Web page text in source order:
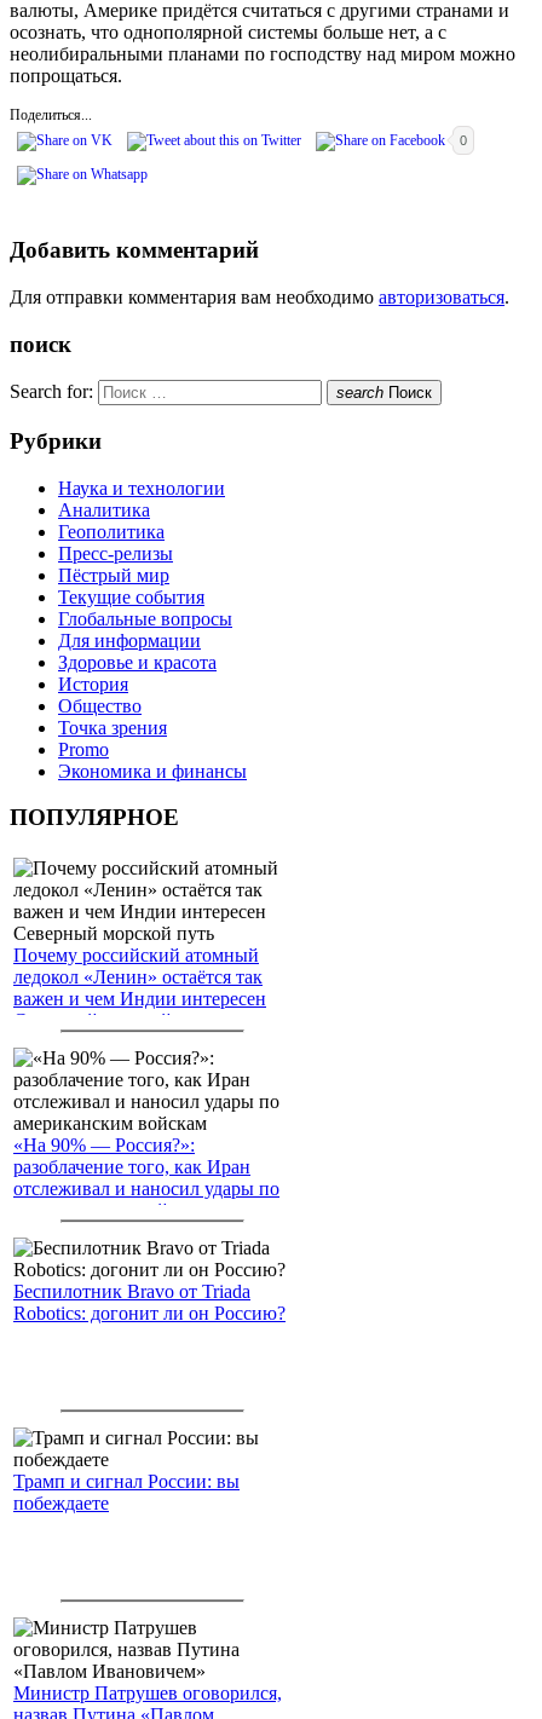
валюты, Америке придётся считаться с другими странами и
осознать, что однополярной системы больше нет, а с
неолибиральными планами по господству над миром можно
попрощаться.
Поделиться...
0
Добавить комментарий
Для отправки комментария вам необходимо авторизоваться.
поиск
Search for: search Поиск
Рубрики
Наука и технологии
Аналитика
Геополитика
Пресс-релизы
Пёстрый мир
Текущие события
Глобальные вопросы
Для информации
Здоровье и красота
История
Общество
Точка зрения
Promo
Экономика и финансы
ПОПУЛЯРНОЕ
Почему российский атомный
ледокол «Ленин» остаётся так
важен и чем Индии интересен
Северный морской путь
«На 90% — Россия?»:
разоблачение того, как Иран
отслеживал и наносил удары по
американским войскам
Беспилотник Bravo от Triada
Robotics: догонит ли он Россию?
Трамп и сигнал России: вы
побеждаете
Министр Патрушев оговорился,